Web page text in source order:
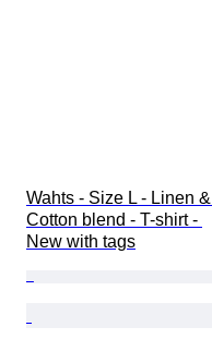
Wahts - Size L - Linen &
Cotton blend - T-shirt -
New with tags